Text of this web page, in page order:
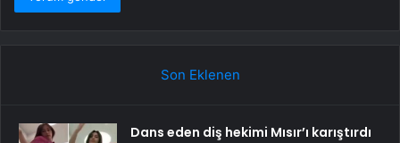
Son Eklenen
Dans eden diş hekimi Mısır’ı karıştırdı